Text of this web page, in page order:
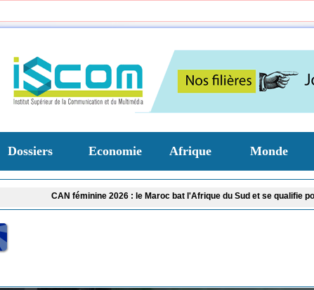
Dossiers Economie Afrique Monde
féminine 2026 : le Maroc bat l'Afrique du Sud et se qualifie pour les demi-